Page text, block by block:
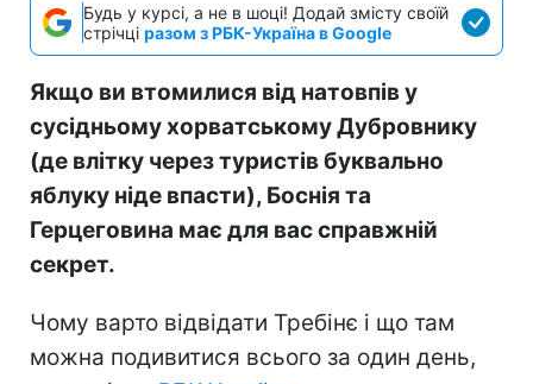
Будь у курсі, а не в шоці! Додай змісту своїй
стрічці разом з РБК-Україна в Google
Якщо ви втомилися від натовпів у
сусідньому хорватському Дубровнику
(де влітку через туристів буквально
яблуку ніде впасти), Боснія та
Герцеговина має для вас справжній
секрет.
Чому варто відвідати Требінє і що там
можна подивитися всього за один день,